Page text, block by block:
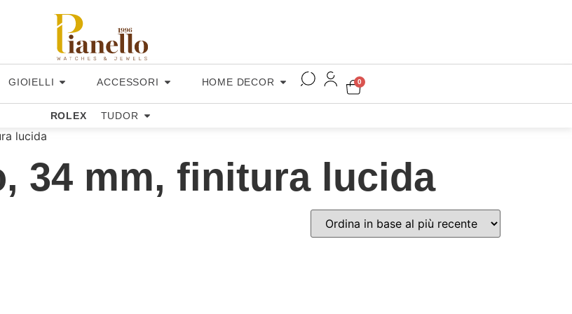
GIOIELLI ACCESSORI HOME DECOR 0
ROLEX TUDOR
lucida
34 mm, finitura lucida